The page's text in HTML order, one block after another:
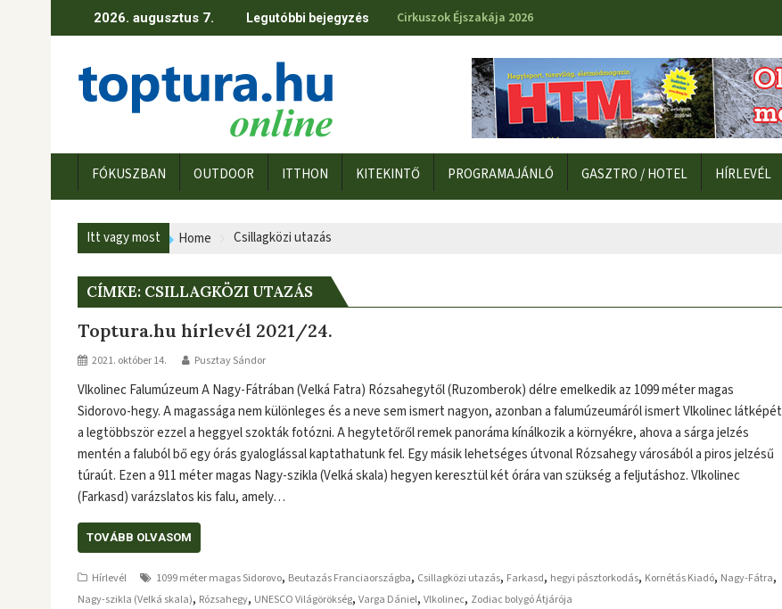
2026. augusztus 7. Legutóbbi bejegyzés Cirkuszok Éjszakája 2026
FÓKUSZBAN OUTDOOR ITTHON KITEKINTŐ PROGRAMAJÁNLÓ GASZTRO / HOTEL HÍRLEVÉL
Itt vagy most Home Csillagközi utazás
CÍMKE: CSILLAGKÖZI UTAZÁS
Toptura.hu hírlevél 2021/24.
2021. október 14. Pusztay Sándor
Vlkolinec Falumúzeum A Nagy-Fátrában (Velká Fatra) Rózsahegytől (Ruzomberok) délre emelkedik az 1099 méter magas
Sidorovo-hegy. A magassága nem különleges és a neve sem ismert nagyon, azonban a falumúzeumáról ismert Vlkolinec látképét
a legtöbbször ezzel a heggyel szokták fotózni. A hegytetőről remek panoráma kínálkozik a környékre, ahova a sárga jelzés
mentén a faluból bő egy órás gyaloglással kaptathatunk fel. Egy másik lehetséges útvonal Rózsahegy városából a piros jelzésű
túraút. Ezen a 911 méter magas Nagy-szikla (Velká skala) hegyen keresztül két órára van szükség a feljutáshoz. Vlkolinec
(Farkasd) varázslatos kis falu, amely…
TOVÁBB OLVASOM
Hírlevél 1099 méter magas Sidorovo, Beutazás Franciaországba, Csillagközi utazás, Farkasd, hegyi pásztorkodás, Kornétás Kiadó, Nagy-Fátra,
Nagy-szikla (Velká skala), Rózsahegy, UNESCO Világörökség, Varga Dániel, Vlkolinec, Zodiac bolygó Átjárója